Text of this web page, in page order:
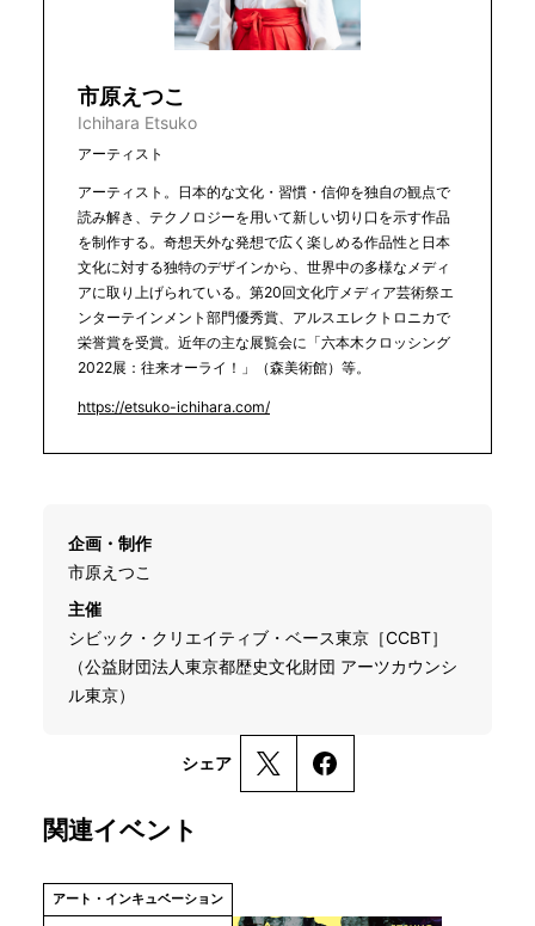
市原えつこ
Ichihara Etsuko
アーティスト
アーティスト。日本的な文化・習慣・信仰を独自の観点で
読み解き、テクノロジーを用いて新しい切り口を示す作品
を制作する。奇想天外な発想で広く楽しめる作品性と日本
文化に対する独特のデザインから、世界中の多様なメディ
アに取り上げられている。第20回文化庁メディア芸術祭エ
ンターテインメント部門優秀賞、アルスエレクトロニカで
栄誉賞を受賞。近年の主な展覧会に「六本木クロッシング
2022展：往来オーライ！」（森美術館）等。
https://etsuko-ichihara.com/
企画・制作
市原えつこ
主催
シビック・クリエイティブ・ベース東京［CCBT］
（公益財団法人東京都歴史文化財団 アーツカウンシ
ル東京）
シェア
関連イベント
アート・インキュベーション